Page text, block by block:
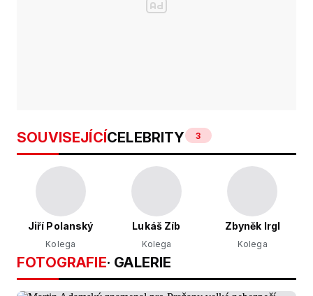
SOUVISEJÍCÍCELEBRITY 3
Jiří Polanský
Kolega
Lukáš Zíb
Kolega
Zbyněk Irgl
Kolega
FOTOGRAFIE· GALERIE